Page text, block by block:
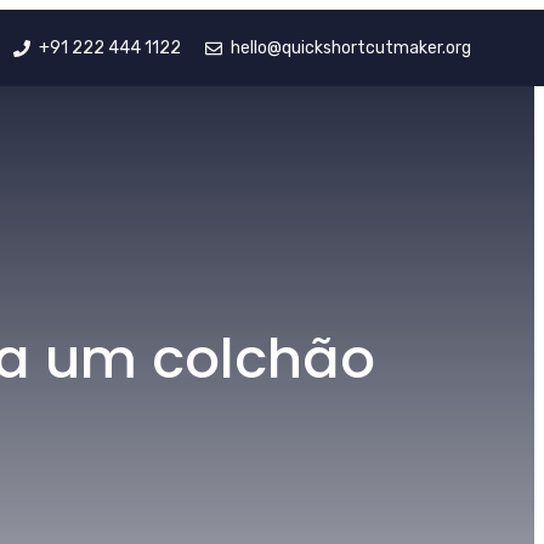
+91 222 444 1122 hello@quickshortcutmaker.org
um colchão